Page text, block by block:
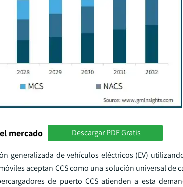
mercado Descargar PDF Gratis
generalizada de vehículos eléctricos (EV)
aceptan CCS como una solución universal de
de puerto CCS atienden a esta